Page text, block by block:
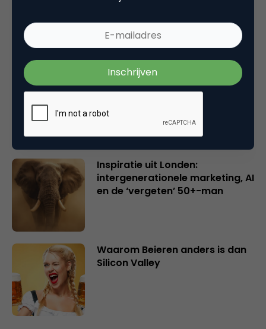
en merkeigenaren
Creatieve sector als aanjager
van innovatie en ontsluiter en
belangrijker en urgenter dan
Inspiratie uit Londen:
intergenerationele marketing, AI
en de ‘vergeten’ 50+-man
Waarom Beieren anders is dan
Silicon Valley